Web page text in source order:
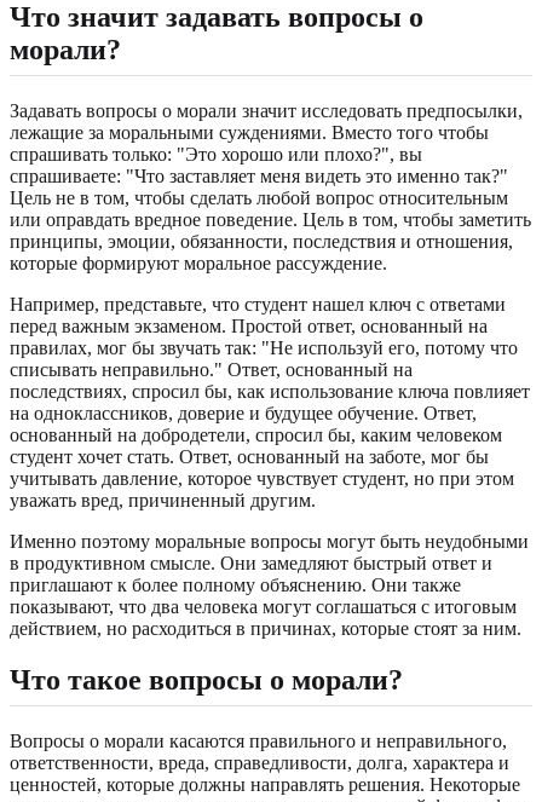
Что значит задавать вопросы о
морали?
Задавать вопросы о морали значит исследовать предпосылки,
лежащие за моральными суждениями. Вместо того чтобы
спрашивать только: "Это хорошо или плохо?", вы
спрашиваете: "Что заставляет меня видеть это именно так?"
Цель не в том, чтобы сделать любой вопрос относительным
или оправдать вредное поведение. Цель в том, чтобы заметить
принципы, эмоции, обязанности, последствия и отношения,
которые формируют моральное рассуждение.
Например, представьте, что студент нашел ключ с ответами
перед важным экзаменом. Простой ответ, основанный на
правилах, мог бы звучать так: "Не используй его, потому что
списывать неправильно." Ответ, основанный на
последствиях, спросил бы, как использование ключа повлияет
на одноклассников, доверие и будущее обучение. Ответ,
основанный на добродетели, спросил бы, каким человеком
студент хочет стать. Ответ, основанный на заботе, мог бы
учитывать давление, которое чувствует студент, но при этом
уважать вред, причиненный другим.
Именно поэтому моральные вопросы могут быть неудобными
в продуктивном смысле. Они замедляют быстрый ответ и
приглашают к более полному объяснению. Они также
показывают, что два человека могут соглашаться с итоговым
действием, но расходиться в причинах, которые стоят за ним.
Что такое вопросы о морали?
Вопросы о морали касаются правильного и неправильного,
ответственности, вреда, справедливости, долга, характера и
ценностей, которые должны направлять решения. Некоторые